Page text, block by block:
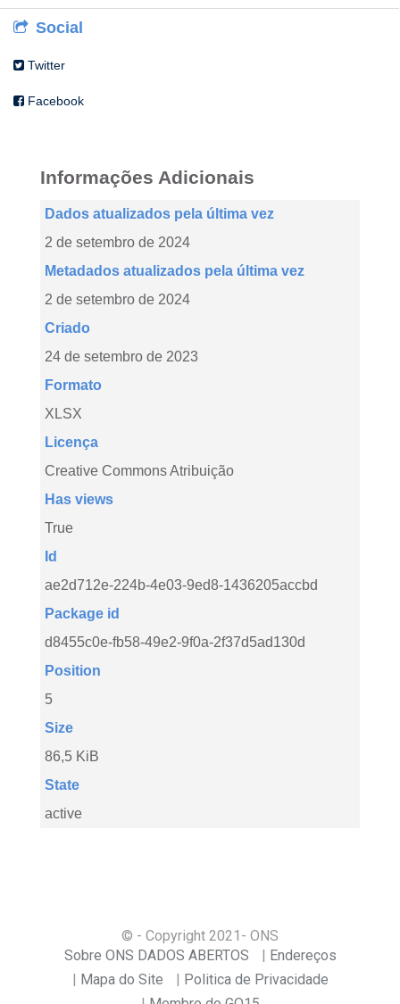
Social
Twitter
Facebook
Informações Adicionais
Dados atualizados pela última vez
2 de setembro de 2024
Metadados atualizados pela última vez
2 de setembro de 2024
Criado
24 de setembro de 2023
Formato
XLSX
Licença
Creative Commons Atribuição
Has views
True
Id
ae2d712e-224b-4e03-9ed8-1436205accbd
Package id
d8455c0e-fb58-49e2-9f0a-2f37d5ad130d
Position
5
Size
86,5 KiB
State
active
© - Copyright 2021 - ONS
Sobre ONS DADOS ABERTOS
Endereços
Mapa do Site
Politica de Privacidade